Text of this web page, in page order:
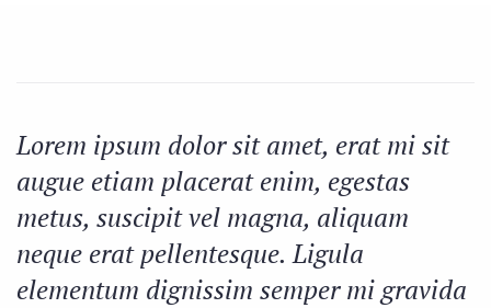
Lorem ipsum dolor sit amet, erat mi sit
augue etiam placerat enim, egestas
metus, suscipit vel magna, aliquam
neque erat pellentesque. Ligula
elementum dignissim semper mi gravida